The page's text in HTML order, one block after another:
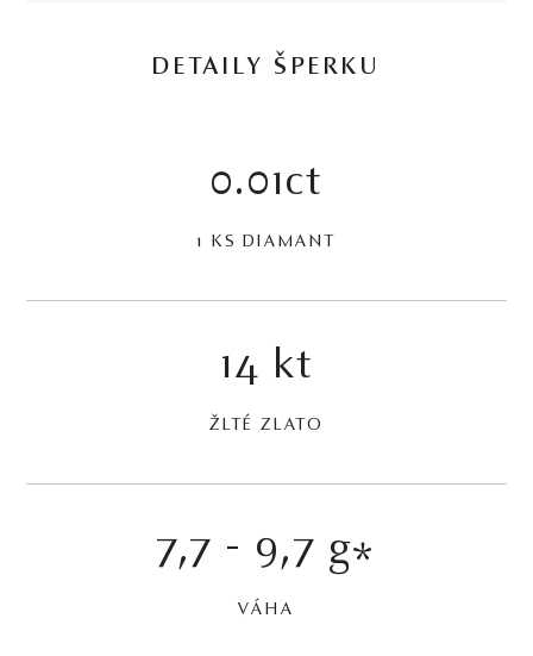
DETAILY ŠPERKU
0.01ct
1 KS DIAMANT
14 kt
ŽLTÉ ZLATO
7,7 - 9,7 g*
VÁHA